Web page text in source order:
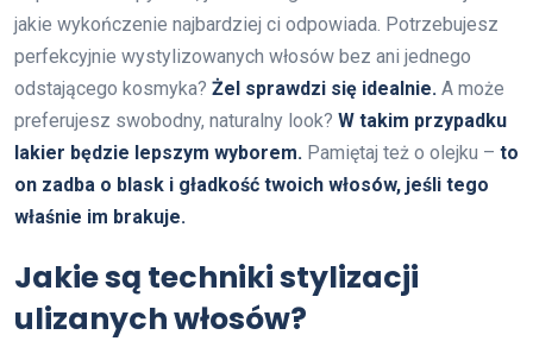
jakie wykończenie najbardziej ci odpowiada. Potrzebujesz
perfekcyjnie wystylizowanych włosów bez ani jednego
odstającego kosmyka? Żel sprawdzi się idealnie. A może
preferujesz swobodny, naturalny look? W takim przypadku
lakier będzie lepszym wyborem. Pamiętaj też o olejku – to
on zadba o blask i gładkość twoich włosów, jeśli tego
właśnie im brakuje.
Jakie są techniki stylizacji
ulizanych włosów?